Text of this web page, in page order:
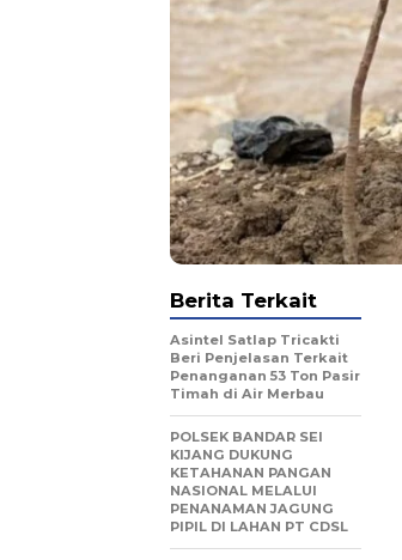
Berita Terkait
Asintel Satlap Tricakti
Beri Penjelasan Terkait
Penanganan 53 Ton Pasir
Timah di Air Merbau
POLSEK BANDAR SEI
KIJANG DUKUNG
KETAHANAN PANGAN
NASIONAL MELALUI
PENANAMAN JAGUNG
PIPIL DI LAHAN PT CDSL